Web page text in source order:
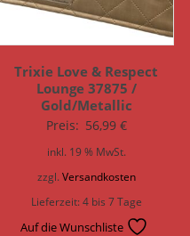
Trixie Love & Respect
Lounge 37875 /
Gold/Metallic
Preis: 56,99 €
inkl. 19 % MwSt.
zzgl. Versandkosten
Lieferzeit:4 bis 7 Tage
Auf die Wunschliste